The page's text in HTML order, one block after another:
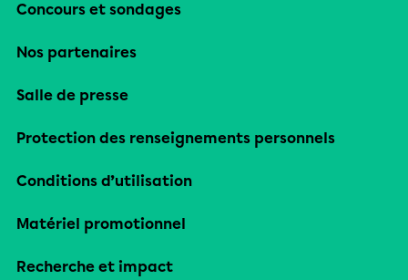
Concours et sondages
Nos partenaires
Salle de presse
Protection des renseignements personnels
Conditions d’utilisation
Matériel promotionnel
Recherche et impact